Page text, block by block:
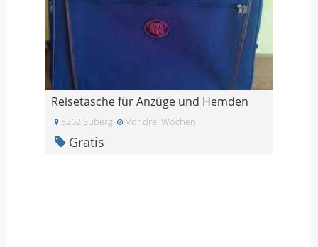
Reisetasche für Anzüge und Hemden
3262 Suberg Vor drei Wochen
Gratis